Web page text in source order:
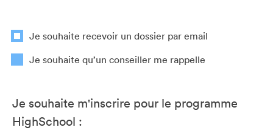
Je souhaite recevoir un dossier par email
Je souhaite qu’un conseiller me rappelle
Je souhaite m'inscrire pour le programme
HighSchool :